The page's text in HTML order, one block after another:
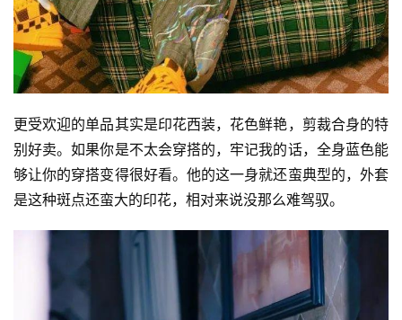
更受欢迎的单品其实是印花西装，花色鲜艳，剪裁合身的特
别好卖。如果你是不太会穿搭的，牢记我的话，全身蓝色能
够让你的穿搭变得很好看。他的这一身就还蛮典型的，外套
是这种斑点还蛮大的印花，相对来说没那么难驾驭。